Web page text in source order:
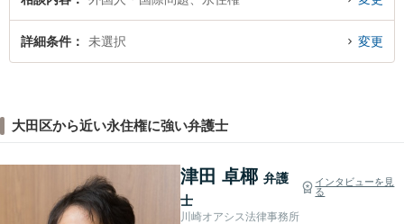
詳細条件 未選択 変更
大田区から近い永住権に強い弁護士
津田 卓椰 弁護
士
インタビューを見
る
川崎オアシス法律事務所